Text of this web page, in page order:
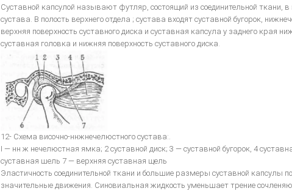
Суставной капсулой называют футляр, состоящий из соединительной
сустава. В полость верхнего отдела ; сустава входят суставной бугорок,
верхняя поверхность суставного диска и суставная капсула у заднего края
суставная головка и нижняя поверхность суставного диска.
12- Схема височно-ннжнечелюстного сустава:.
I — нн ж нечелюстная ямка; 2 суставной диск; 3 — суставной бугорок, 4
суставная шель 7 — верхняя суставная щель
Эластичность соединительной ткани и большие размеры суставной капсулы
значительные движения. Синовиальная жидкость уменьшает трение